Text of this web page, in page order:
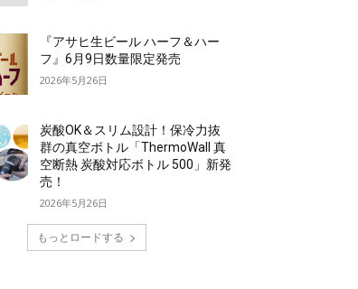
『アサヒ生ビール ハーフ＆ハー
フ』6月9日数量限定発売
2026年5月26日
炭酸OK＆スリム設計！保冷力抜
群の真空ボトル「ThermoWall 真
空断熱 炭酸対応ボトル 500」新発
売！
2026年5月26日
もっとロードする